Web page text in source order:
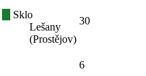
Sklo
Lešany
(Prostějov)
30
6